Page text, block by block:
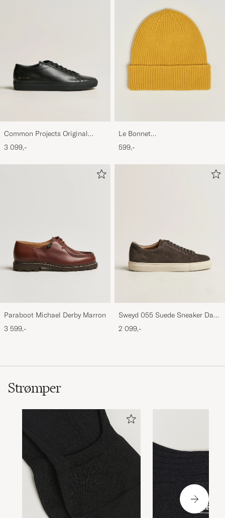
Common Projects Original
Achilles Sneaker Black
3 099,-
Le Bonnet
Lambswool/Caregora Beanie
Mustard
599,-
Paraboot Michael Derby Marron
3 599,-
Sweyd 055 Suede Sneaker Dark
Grey
2 099,-
Strømper